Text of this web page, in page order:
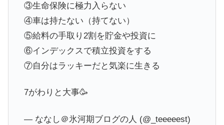
③生命保険に極力入らない
④車は持たない（持てない）
⑤給料の手取り2割を貯金や投資に
⑥インデックスで積立投資をする
⑦自分はラッキーだと気楽に生きる
7がわりと大事🥳
— ななし＠氷河期ブログの人 (@_teeeeest)